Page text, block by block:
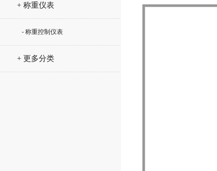
+ 称重仪表
- 称重控制仪表
+ 更多分类